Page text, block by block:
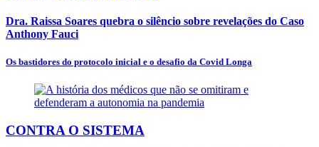
Dra. Raissa Soares quebra o silêncio sobre revelações do Caso
Anthony Fauci
Os bastidores do protocolo inicial e o desafio da Covid Longa
CONTRA O SISTEMA